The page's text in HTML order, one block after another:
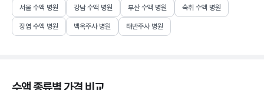
서울 수액 병원 강남 수액 병원 부산 수액 병원 숙취 수액 병원
장염 수액 병원 백옥주사 병원 태반주사 병원
수액 종류별 가격 비교